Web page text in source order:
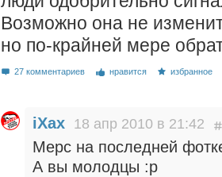
Возможно она не
но по-крайней мере
27 комментариев нравится избранное
iXax 18 апр 2010 в 21:42
Мерс на последней
А вы молодцы :p